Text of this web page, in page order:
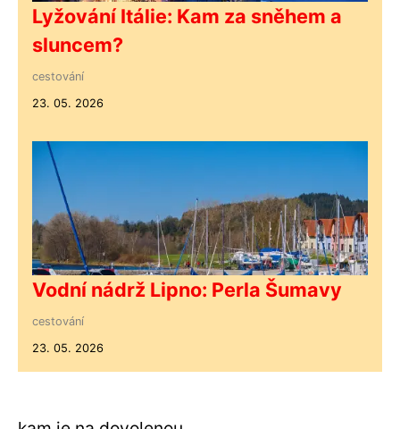
Lyžování Itálie: Kam za sněhem a
sluncem?
cestování
23. 05. 2026
Vodní nádrž Lipno: Perla Šumavy
cestování
23. 05. 2026